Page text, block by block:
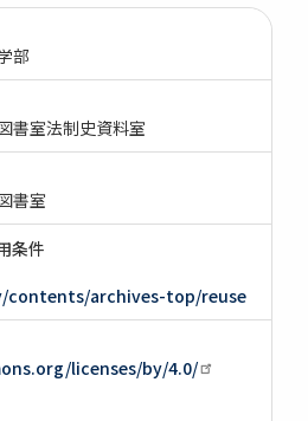
部
書室法制史資料室
書室
条件
contents/archives-top/reuse
licenses/by/4.0/